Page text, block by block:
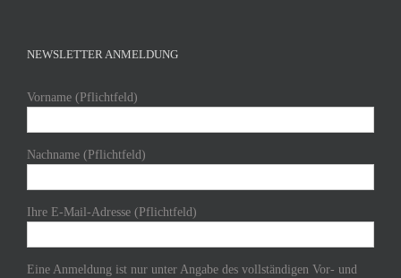
NEWSLETTER ANMELDUNG
Vorname (Pflichtfeld)
Nachname (Pflichtfeld)
Ihre E-Mail-Adresse (Pflichtfeld)
Eine Anmeldung ist nur unter Angabe des vollständigen Vor- und